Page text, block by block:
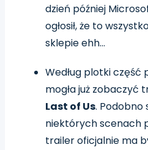
dzień później
ogłosił, że to
sklepie ehh…
Według plotki część
mogła już zobaczyć
Last of Us. Podobno
niektórych scenach
trailer oficjalnie ma